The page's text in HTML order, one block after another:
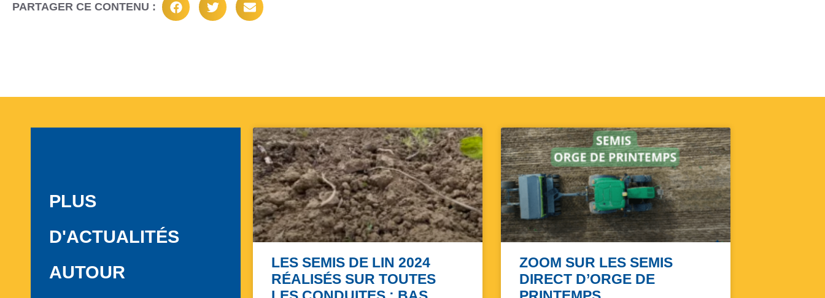
PARTAGER CE CONTENU :
PLUS
D'ACTUALITÉS
AUTOUR
LES SEMIS DE LIN 2024
RÉALISÉS SUR TOUTES
ZOOM SUR LES SEMIS
DIRECT D’ORGE DE